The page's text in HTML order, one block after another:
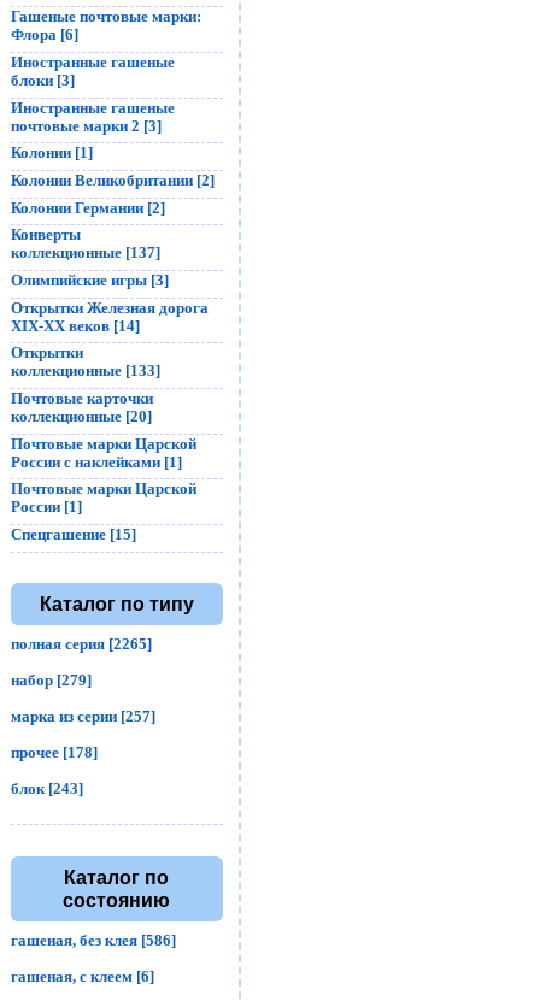
Гашеные почтовые марки:
Флора [6]
Иностранные гашеные
блоки [3]
Иностранные гашеные
почтовые марки 2 [3]
Колонии [1]
Колонии Великобритании [2]
Колонии Германии [2]
Конверты
коллекционные [137]
Олимпийские игры [3]
Открытки Железная дорога
XIX-XX веков [14]
Открытки
коллекционные [133]
Почтовые карточки
коллекционные [20]
Почтовые марки Царской
России с наклейками [1]
Почтовые марки Царской
России [1]
Спецгашение [15]
Каталог по типу
полная серия [2265]
набор [279]
марка из серии [257]
прочее [178]
блок [243]
Каталог по
состоянию
гашеная, без клея [586]
гашеная, с клеем [6]